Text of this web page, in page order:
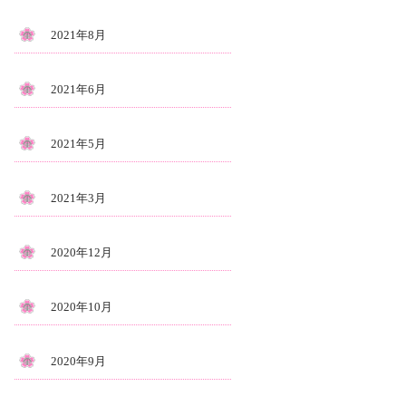
2021年8月
2021年6月
2021年5月
2021年3月
2020年12月
2020年10月
2020年9月